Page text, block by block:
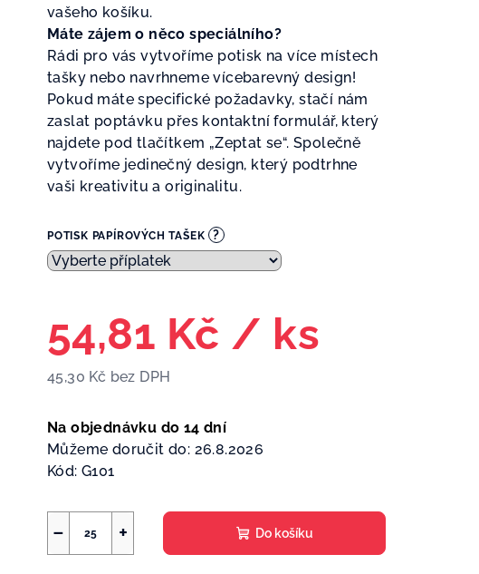
vašeho košíku.
Máte zájem o něco speciálního?
Rádi pro vás vytvoříme potisk na více místech
tašky nebo navrhneme vícebarevný design!
Pokud máte specifické požadavky, stačí nám
zaslat poptávku přes kontaktní formulář, který
najdete pod tlačítkem „Zeptat se“. Společně
vytvoříme jedinečný design, který podtrhne
vaši kreativitu a originalitu.
POTISK PAPÍROVÝCH TAŠEK ?
54,81 Kč / ks
45,30 Kč bez DPH
cena:
Na objednávku do 14 dní
Můžeme doručit do: 26.8.2026
Kód: G101
+
− Do košíku